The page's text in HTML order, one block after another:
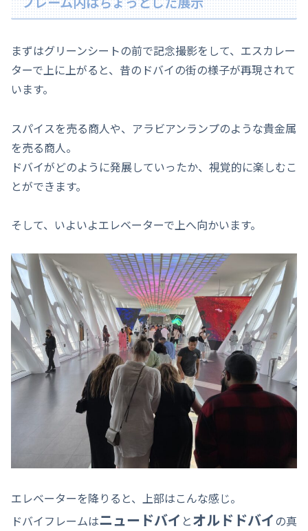
まずはグリーンシートの前で記念撮影をして、エスカレー
ターで上に上がると、昔のドバイの街の様子が再現されて
います。
スパイスを売る商人や、アラビアンランプのような貴金属
を売る商人。
ドバイがどのように発展していったか、視覚的に楽しむこ
とができます。
そして、いよいよエレベーターで上へ向かいます。
エレベーターを降りると、上部はこんな感じ。
ドバイフレームはニュードバイ とオルドドバイ の真